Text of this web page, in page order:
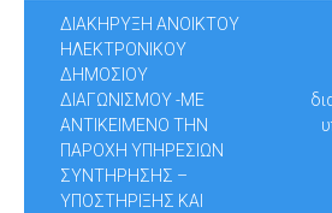
Post
navigation
ΔΙΑΚΗΡΥΞΗ ΑΝΟΙΚΤΟΥ
ΗΛΕΚΤΡΟΝΙΚΟΥ
ΔΗΜΟΣΙΟΥ
ΔΙΑΓΩΝΙΣΜΟΥ -ΜΕ
ΑΝΤΙΚΕΙΜΕΝΟ ΤΗΝ
ΠΑΡΟΧΗ ΥΠΗΡΕΣΙΩΝ
ΣΥΝΤΗΡΗΣΗΣ –
ΥΠΟΣΤΗΡΙΞΗΣ ΚΑΙ